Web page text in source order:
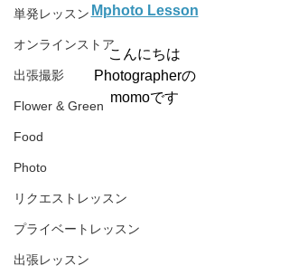
単発レッスン
オンラインストア
出張撮影
Flower & Green
Food
Photo
リクエストレッスン
プライベートレッスン
出張レッスン
Mphoto Lesson
こんにちは
Photographerの
momoです